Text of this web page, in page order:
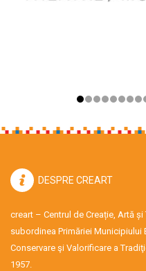
DESPRE CREART
creart – Centrul de Creație, Artă
subordinea Primăriei
Conservare şi Valorificare a
1957.